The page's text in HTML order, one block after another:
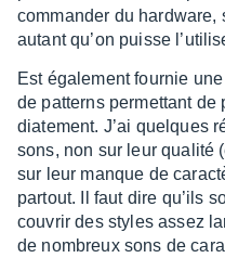
comman­der du
autant qu’on puisse
Est égale­ment four­nie
de patterns permet­tant
dia­te­ment. J’ai quelques
sons, non sur leur qualité
sur leur manque de
partout. Il faut dire qu’ils
couvrir des styles assez
de nombreux sons de